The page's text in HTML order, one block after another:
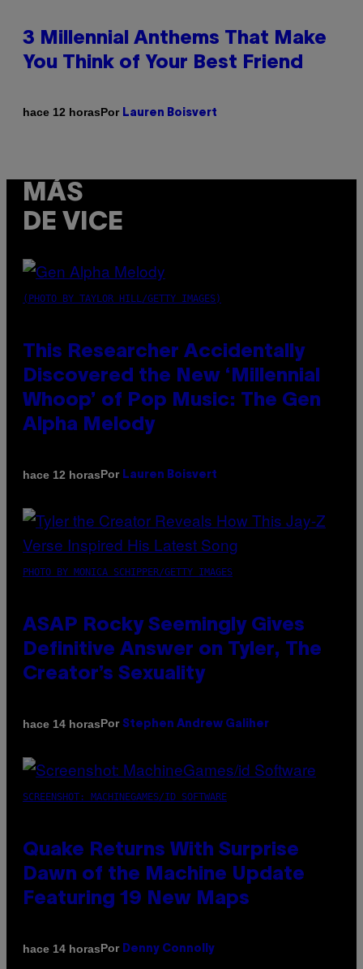
3 Millennial Anthems That Make
You Think of Your Best Friend
hace 12 horasPor Lauren Boisvert
MÁS
DE VICE
(PHOTO BY TAYLOR HILL/GETTY IMAGES)
This Researcher Accidentally
Discovered the New ‘Millennial
Whoop’ of Pop Music: The Gen
Alpha Melody
hace 12 horasPor Lauren Boisvert
PHOTO BY MONICA SCHIPPER/GETTY IMAGES
ASAP Rocky Seemingly Gives
Definitive Answer on Tyler, The
Creator’s Sexuality
hace 14 horasPor Stephen Andrew Galiher
SCREENSHOT: MACHINEGAMES/ID SOFTWARE
Quake Returns With Surprise
Dawn of the Machine Update
Featuring 19 New Maps
hace 14 horasPor Denny Connolly